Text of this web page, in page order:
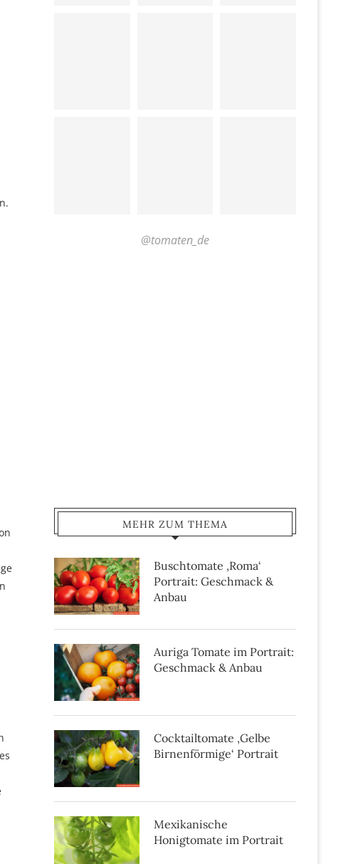
@tomaten_de
MEHR ZUM THEMA
Buschtomate ‚Roma‘
Portrait: Geschmack &
Anbau
Auriga Tomate im Portrait:
Geschmack & Anbau
Cocktailtomate ‚Gelbe
Birnenförmige‘ Portrait
Mexikanische
Honigtomate im Portrait